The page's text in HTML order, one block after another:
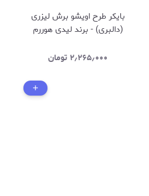
بایکر طرح اویشو برش لیزری
(دالبری) - برند لیدی هوررم
۲٫۲۶۵٫۰۰۰ تومان